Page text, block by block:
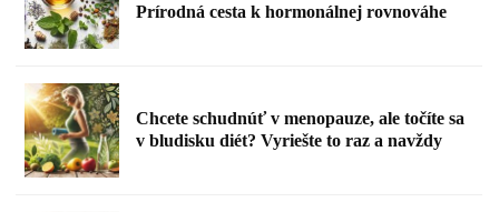
Prírodná cesta k hormonálnej rovnováhe
Chcete schudnúť v menopauze, ale točíte sa
v bludisku diét? Vyriešte to raz a navždy